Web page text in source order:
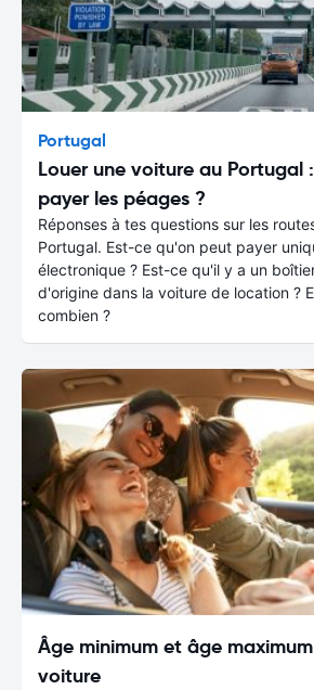
Portugal
Louer une voiture au Portugal
payer les péages ?
Réponses à tes questions sur les
Portugal. Est-ce qu'on peut payer
électronique ? Est-ce qu'il y a un
d'origine dans la voiture de location ?
combien ?
Âge minimum et âge
voiture